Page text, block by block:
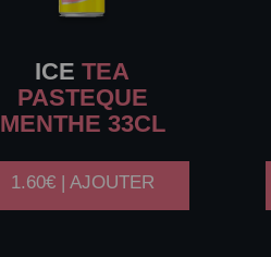
ICE TEA
PASTEQUE
MENTHE 33CL
1.60€ | AJOUTER